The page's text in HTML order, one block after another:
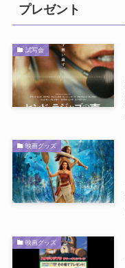
プレゼント
試写会
映画グッズ
映画グッズ